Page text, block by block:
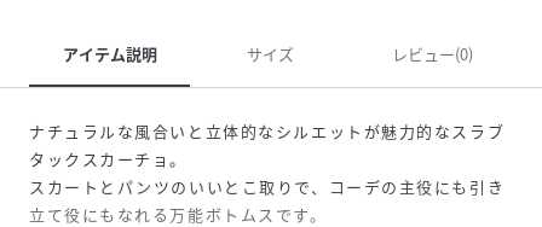
アイテム説明 サイズ レビュー(0)
ナチュラルな風合いと立体的なシルエットが魅力的なスラブ
タックスカーチョ。
スカートとパンツのいいとこ取りで、コーデの主役にも引き
立て役にもなれる万能ボトムスです。